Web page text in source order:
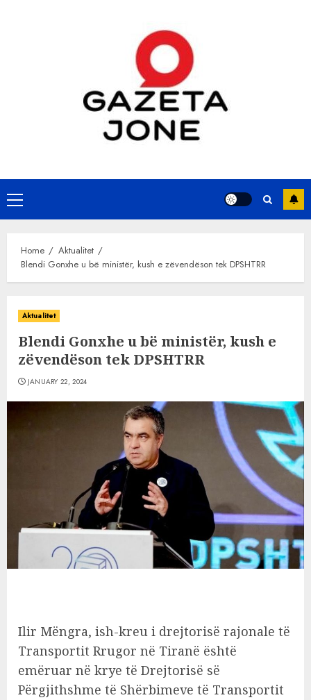
Primary
Menu
Home
Aktualitet
Blendi Gonxhe u bë ministër, kush e zëvendëson tek DPSHTRR
Aktualitet
Blendi Gonxhe u bë ministër, kush e
zëvendëson tek DPSHTRR
JANUARY 22, 2024
Ilir Mëngra, ish-kreu i drejtorisë rajonale të
Transportit Rrugor në Tiranë është
emëruar në krye të Drejtorisë së
Përgjithshme të Shërbimeve të Transportit